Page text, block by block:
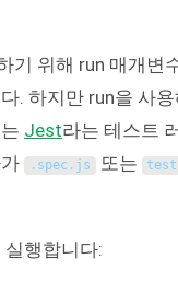
기 위해 run 매개변
. 하지만 run을 사
Jest라는 테스트
. spec . js 또는 test
행합니다: